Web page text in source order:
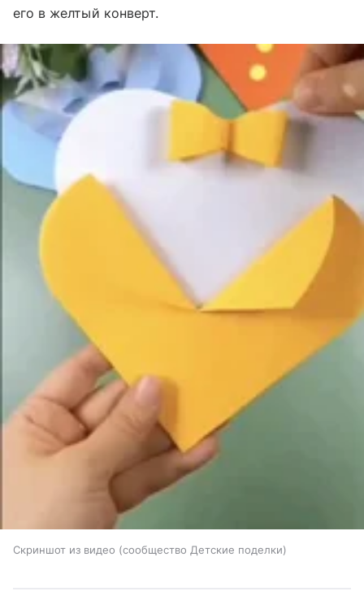
его в желтый конверт.
Скриншот из видео (сообщество Детские поделки)